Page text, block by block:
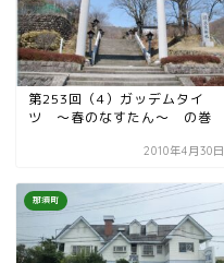
第253回（4）ガッデムタイ
ツ ～春のなすたん～ の巻
2010年4月30日
那須町